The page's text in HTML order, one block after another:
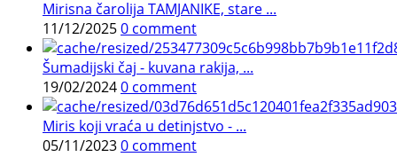
Mirisna čarolija TAMJANIKE, stare ...
11/12/20250 comment
Šumadijski čaj - kuvana rakija, ...
19/02/20240 comment
Miris koji vraća u detinjstvo - ...
05/11/20230 comment